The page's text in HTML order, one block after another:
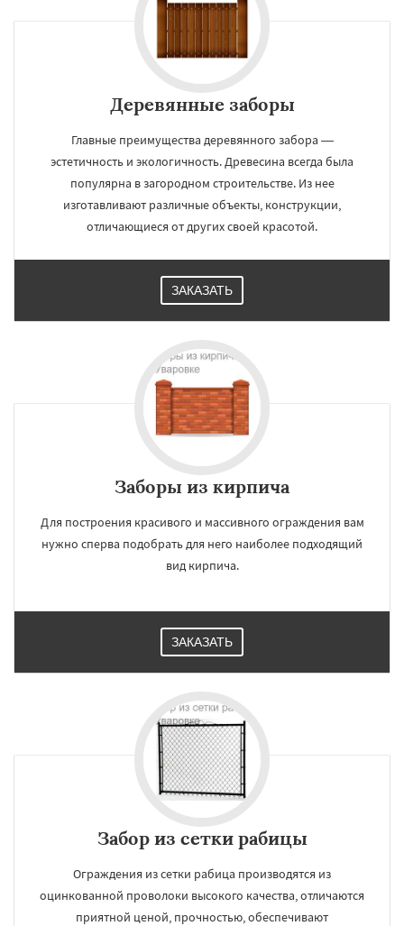
Деревянные заборы
Главные преимущества деревянного забора —
эстетичность и экологичность. Древесина всегда была
популярна в загородном строительстве. Из нее
изготавливают различные объекты, конструкции,
отличающиеся от других своей красотой.
ЗАКАЗАТЬ
Заборы из кирпича
Для построения красивого и массивного ограждения вам
нужно сперва подобрать для него наиболее подходящий
вид кирпича.
ЗАКАЗАТЬ
Забор из сетки рабицы
Ограждения из сетки рабица производятся из
оцинкованной проволоки высокого качества, отличаются
приятной ценой, прочностью, обеспечивают